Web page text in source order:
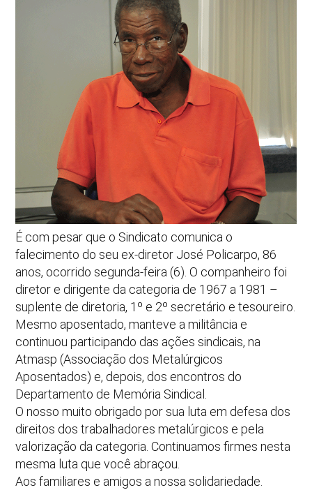
É com pesar que o Sindicato comunica o
falecimento do seu ex-diretor José Policarpo, 86
anos, ocorrido segunda-feira (6). O companheiro foi
diretor e dirigente da categoria de 1967 a 1981 –
suplente de diretoria, 1º e 2º secretário e tesoureiro.
Mesmo aposentado, manteve a militância e
continuou participando das ações sindicais, na
Atmasp (Associação dos Metalúrgicos
Aposentados) e, depois, dos encontros do
Departamento de Memória Sindical.
O nosso muito obrigado por sua luta em defesa dos
direitos dos trabalhadores metalúrgicos e pela
valorização da categoria. Continuamos firmes nesta
mesma luta que você abraçou.
Aos familiares e amigos a nossa solidariedade.